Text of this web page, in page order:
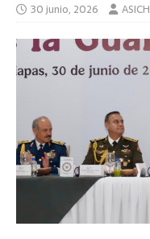
30 junio, 2026 ASICH